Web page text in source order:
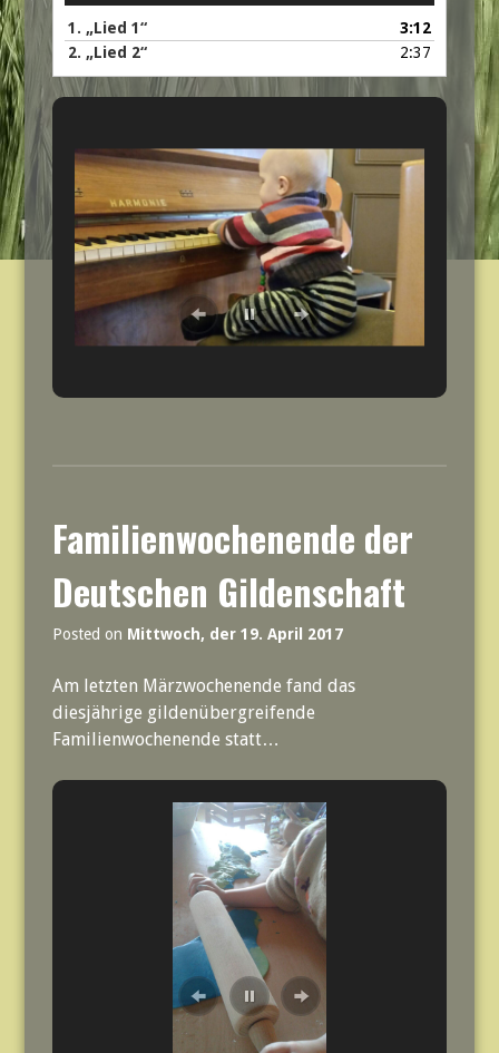
1. „Lied 1“
3:12
2. „Lied 2“ 2:37
Familienwochenende der
Deutschen Gildenschaft
Posted on Mittwoch, der 19. April 2017
Am letzten Märzwochenende fand das
diesjährige gildenübergreifende
Familienwochenende statt…